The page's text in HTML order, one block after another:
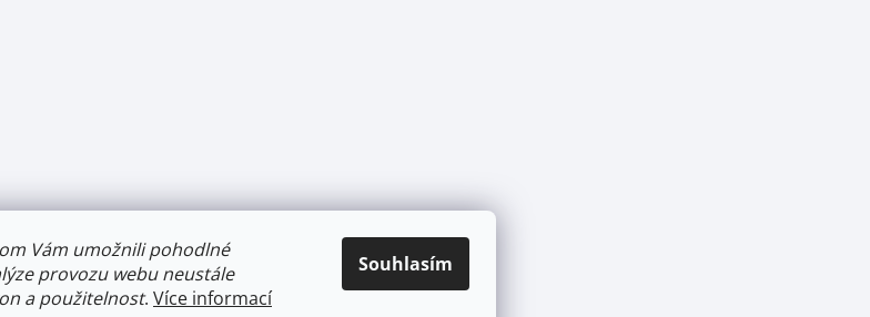
Vám umožnili pohodlné
provozu webu neustále
a použitelnost. Více informací
Souhlasím